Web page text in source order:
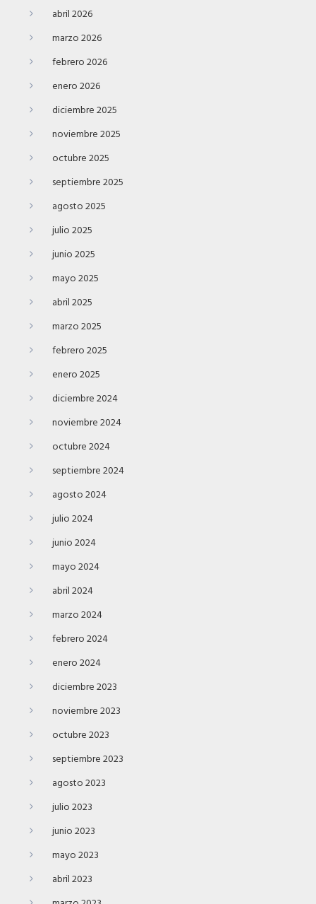
abril 2026
marzo 2026
febrero 2026
enero 2026
diciembre 2025
noviembre 2025
octubre 2025
septiembre 2025
agosto 2025
julio 2025
junio 2025
mayo 2025
abril 2025
marzo 2025
febrero 2025
enero 2025
diciembre 2024
noviembre 2024
octubre 2024
septiembre 2024
agosto 2024
julio 2024
junio 2024
mayo 2024
abril 2024
marzo 2024
febrero 2024
enero 2024
diciembre 2023
noviembre 2023
octubre 2023
septiembre 2023
agosto 2023
julio 2023
junio 2023
mayo 2023
abril 2023